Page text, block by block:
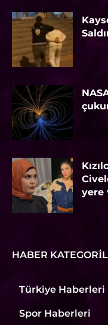
yere
HABER
Türkiye Haberleri
Spor Haberleri